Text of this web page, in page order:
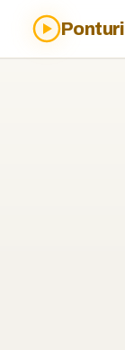
Ponturi